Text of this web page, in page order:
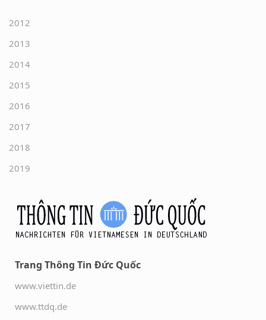
2012
2013
2014
2015
2016
2017
2018
2019
Trang Thông Tin Đức Quốc
www.viettin.de
www.ttdq.de